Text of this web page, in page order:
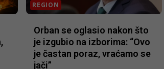
REGION
Orban se oglasio nakon što
je izgubio na izborima: “Ovo
je častan poraz, vraćamo se
jači”